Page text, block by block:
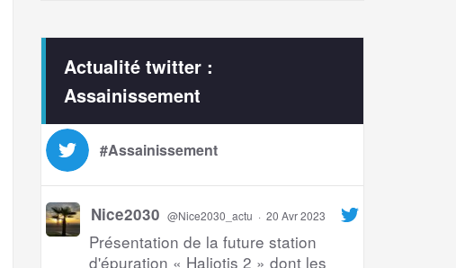
Actualité twitter :
Assainissement
#Assainissement
Nice2030 @Nice2030_actu · 20 Avr 2023
Présentation de la future station
d'épuration « Haliotis 2 » dont les